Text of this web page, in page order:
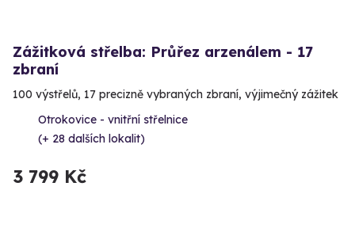
Zážitková střelba: Průřez arzenálem - 17
zbraní
100 výstřelů, 17 precizně vybraných zbraní, výjimečný zážitek
Otrokovice - vnitřní střelnice
(+ 28 dalších lokalit)
3 799 Kč